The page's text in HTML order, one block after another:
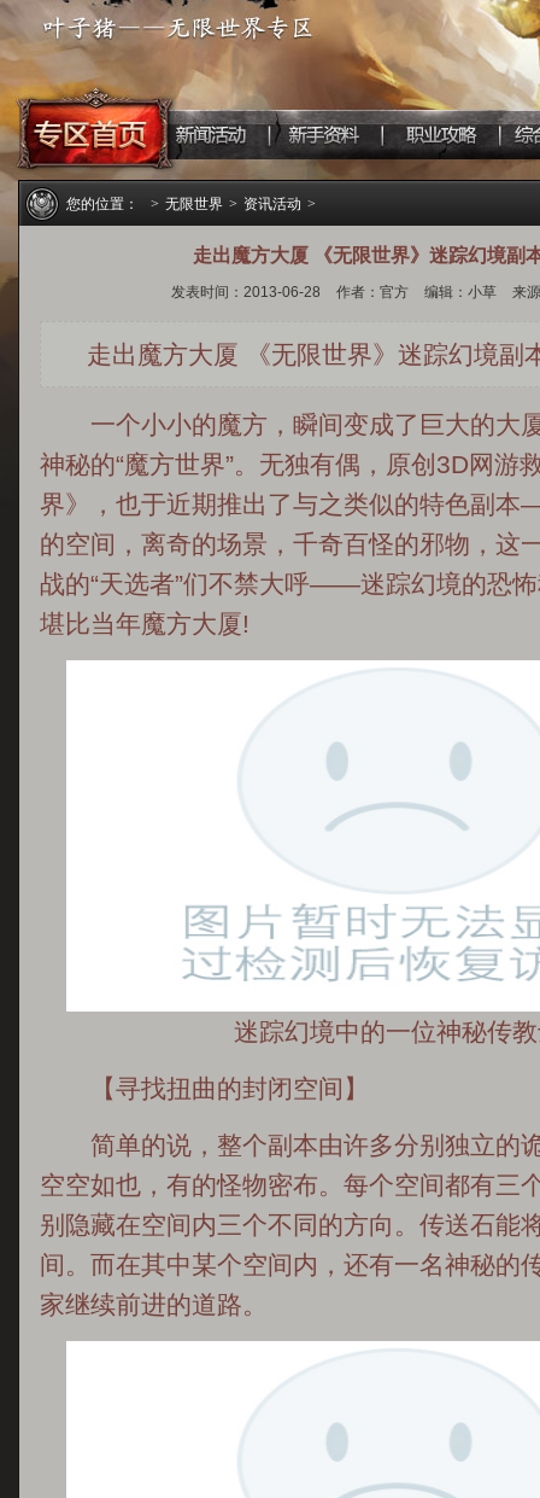
您的位置： > 无限世界 > 资讯活动 >
走出魔方大厦 《无限世界》迷踪幻境副
发表时间：2013-06-28 作者：官方 编辑：小草 来
走出魔方大厦 《无限世界》迷踪幻境副
一个小小的魔方，瞬间变成了巨大的大
神秘的“魔方世界”。无独有偶，原创3D网游
界》，也于近期推出了与之类似的特色副
的空间，离奇的场景，千奇百怪的邪物，这
战的“天选者”们不禁大呼——迷踪幻境的恐
堪比当年魔方大厦!
迷踪幻境中的一位神秘传
【寻找扭曲的封闭空间】
简单的说，整个副本由许多分别独立的
空空如也，有的怪物密布。每个空间都有三
别隐藏在空间内三个不同的方向。传送石能
间。而在其中某个空间内，还有一名神秘的
家继续前进的道路。